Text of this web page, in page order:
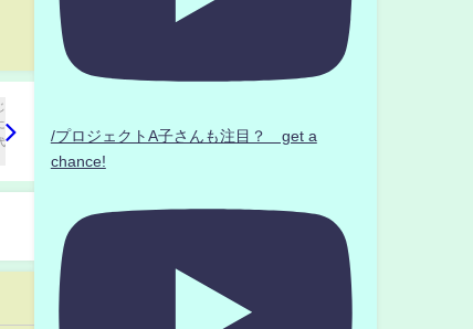
/プロジェクトA子さんも注目？ get a
chance!